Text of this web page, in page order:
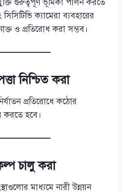
গুরুত্বপূর্ণ ভূমিকা পালন করতে
ক্যামেরা ব্যবহারের
ও প্রতিরোধ করা সম্ভব।
নিশ্চিত করা
প্রতিরোধে কঠোর
করতে হবে।
চালু করা
মাধ্যমে নারী উন্নয়ন